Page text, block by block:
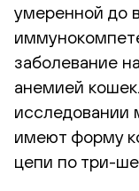
умеренной до
заболевание
анемией
исследовании
имеют форму
цепи по три-